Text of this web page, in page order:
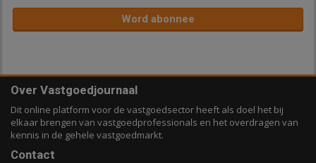
Word abonnee
Over Vastgoedjournaal
Dit online platform voor de vastgoedsector heeft als doel het bij
elkaar brengen van vastgoedprofessionals en het overdragen van
kennis in de gehele vastgoedmarkt.
Contact